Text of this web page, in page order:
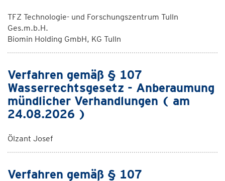
TFZ Technologie- und Forschungszentrum Tulln
Ges.m.b.H.
Biomin Holding GmbH, KG Tulln
Verfahren gemäß § 107
Wasserrechtsgesetz - Anberaumung
mündlicher Verhandlungen ( am
24.08.2026 )
Ölzant Josef
Verfahren gemäß § 107